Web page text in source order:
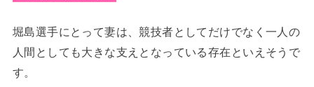
堀島選手にとって妻は、競技者としてだけでなく一人の
人間としても大きな支えとなっている存在といえそうで
す。